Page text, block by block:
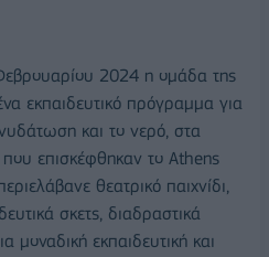
2024 η ομάδα της
εκπαιδευτικό πρόγραμμα για
και το νερό, στα
που επισκέφθηκαν το Athens
θεατρικό παιχνίδι,
σκετς, διαδραστικά
μοναδική εκπαιδευτική και